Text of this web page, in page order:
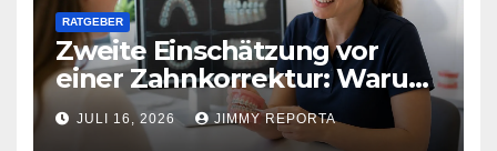
RATGEBER
Zweite Einschätzung vor
einer Zahnkorrektur: Warum
sich ein weiterer Blick lohnen
kann
JULI 16, 2026 JIMMY REPORTA